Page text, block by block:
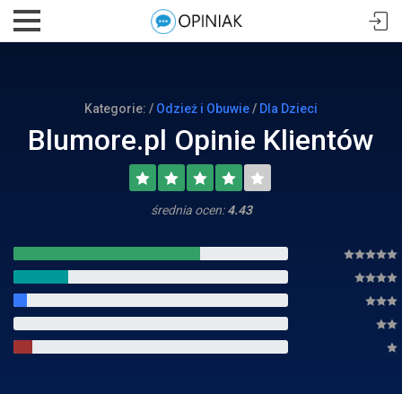
Kategorie: / Odzież i Obuwie/ Dla Dzieci
Blumore.pl Opinie Klientów
średnia ocen:4.43